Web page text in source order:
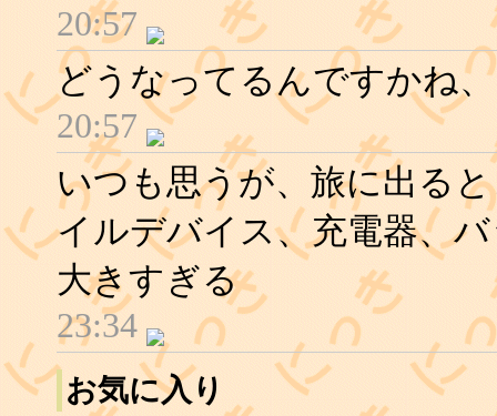
20:57
どうなってるんですかね
20:57
いつも思うが、旅に出る
イルデバイス、充電器、
大きすぎる
23:34
お気に入り